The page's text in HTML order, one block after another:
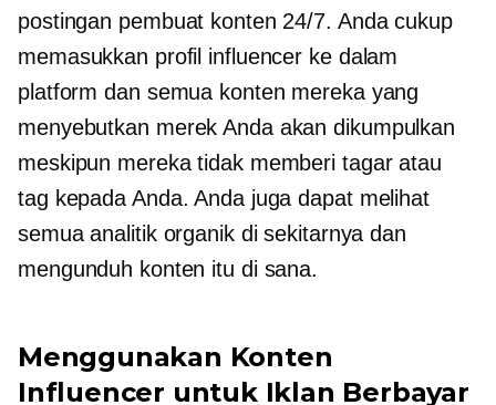
postingan pembuat konten 24/7. Anda cukup
memasukkan profil influencer ke dalam
platform dan semua konten mereka yang
menyebutkan merek Anda akan dikumpulkan
meskipun mereka tidak memberi tagar atau
tag kepada Anda. Anda juga dapat melihat
semua analitik organik di sekitarnya dan
mengunduh konten itu di sana.
Menggunakan Konten
Influencer untuk Iklan Berbayar